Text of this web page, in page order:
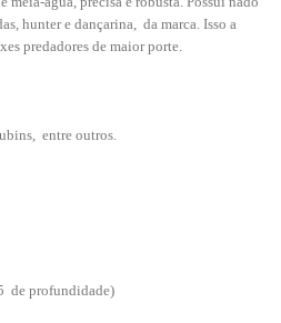
hunter e dançarina, da marca. Isso a
predadores de maior porte.
entre outros.
de profundidade)